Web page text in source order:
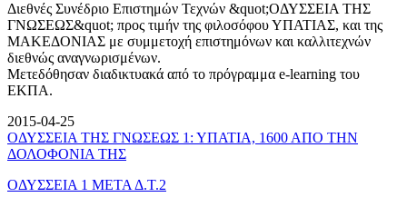
Διεθνές Συνέδριο Επιστημών Τεχνών &quot;ΟΔΥΣΣΕΙΑ ΤΗΣ
ΓΝΩΣΕΩΣ&quot; προς τιμήν της φιλοσόφου ΥΠΑΤΙΑΣ, και της
ΜΑΚΕΔΟΝΙΑΣ με συμμετοχή επιστημόνων και καλλιτεχνών
διεθνώς αναγνωρισμένων.
Μετεδόθησαν διαδικτυακά από το πρόγραμμα e-learning του
ΕΚΠΑ.
2015-04-25
ΟΔΥΣΣΕΙΑ ΤΗΣ ΓΝΩΣΕΩΣ 1: ΥΠΑΤΙΑ, 1600 ΑΠΟ ΤΗΝ
ΔΟΛΟΦΟΝΙΑ ΤΗΣ
ΟΔΥΣΣΕΙΑ 1 ΜΕΤΑ Δ.Τ.2